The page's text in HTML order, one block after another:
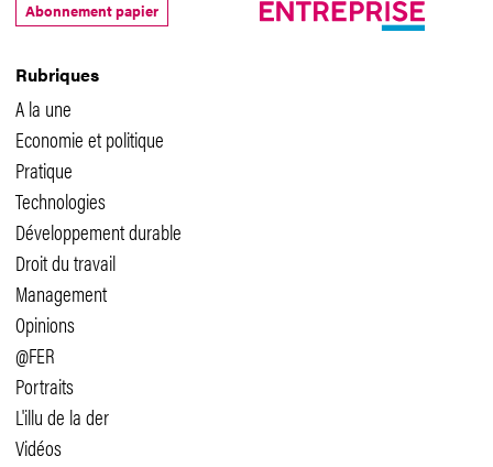
Rubriques
A la une
Economie et politique
Pratique
Technologies
Développement durable
Droit du travail
Management
Opinions
@FER
Portraits
L'illu de la der
Vidéos
Abonnement papier